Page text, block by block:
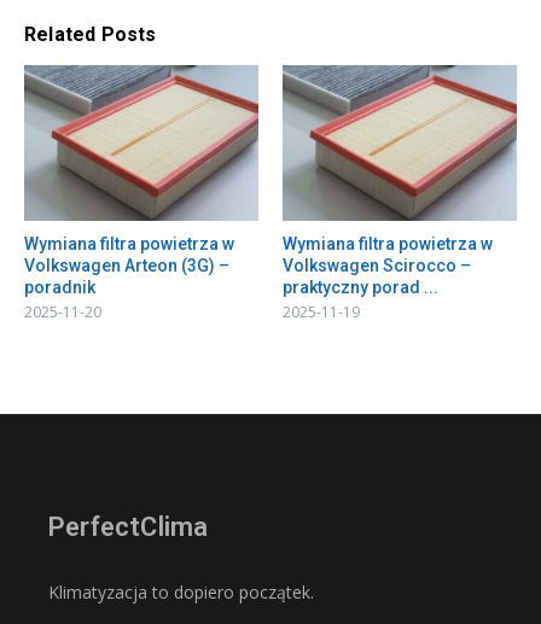
Related Posts
Wymiana filtra powietrza w
Volkswagen Arteon (3G) –
poradnik
2025-11-20
Wymiana filtra powietrza w
Volkswagen Scirocco –
praktyczny porad ...
2025-11-19
PerfectClima
Klimatyzacja to dopiero początek.